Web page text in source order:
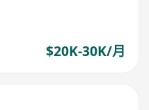
$20K-30K/月